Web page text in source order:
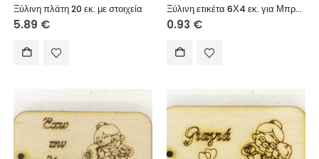
Ξύλινη πλάτη 20 εκ. με στοιχεία
5.89 €
Ξύλινη ετικέτα 6Χ4 εκ. για Μπρελόκ (Έχω τον καλύτερο παππού κορίτσι)
0.93 €